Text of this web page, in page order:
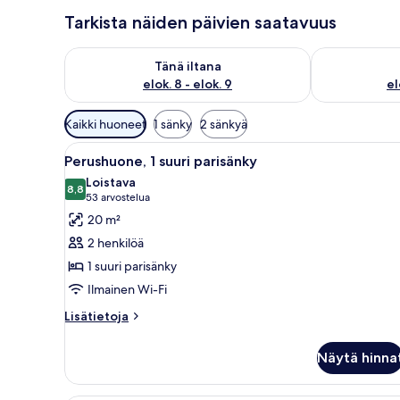
Tarkista näiden päivien saatavuus
Tänä iltana
elok. 8 - elok. 9
Tarkista tämän illan saatavuus elok. 8 - elok. 9
Tarkista
Huoneille
saatavilla
olevia
suodattimia
Kaikki huoneet 1 sänky 2 sänkyä
Avaa
kaikki
huonetyypin
Perushuone,
suuri
parisänky
kuvat
Siististi pedattu sänky, jossa
5
Perushuone, 1 suuri parisänky
8,88,8 kautta 10
Loistava
53 arvostelua
(53
arvostelua)
20 m²
2 henkilöä
1 suuri parisänky
Ilmainen Wi-Fi
Lisätietoja
Lisätietoja
suuri
parisänky
Näytä